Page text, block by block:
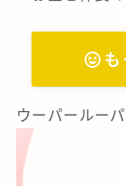
も
ウーパールーパ